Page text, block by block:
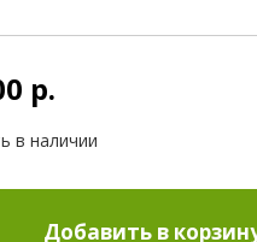
помогает
и других птиц, но и
р.
в наличии